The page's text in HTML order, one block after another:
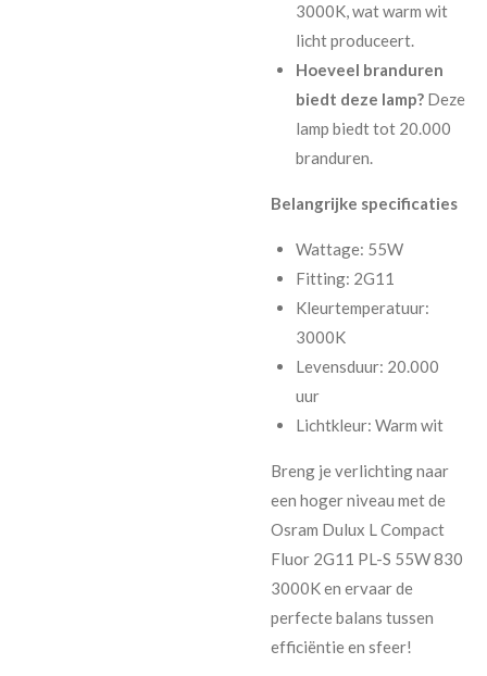
3000K, wat warm wit
licht produceert.
Hoeveel branduren
biedt deze lamp? Deze
lamp biedt tot 20.000
branduren.
Belangrijke specificaties
Wattage: 55W
Fitting: 2G11
Kleurtemperatuur:
3000K
Levensduur: 20.000
uur
Lichtkleur: Warm wit
Breng je verlichting naar
een hoger niveau met de
Osram Dulux L Compact
Fluor 2G11 PL-S 55W 830
3000K en ervaar de
perfecte balans tussen
efficiëntie en sfeer!